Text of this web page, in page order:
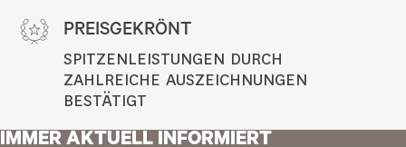
PREISGEKRÖNT
SPITZENLEISTUNGEN DURCH
ZAHLREICHE AUSZEICHNUNGEN
BESTÄTIGT
IMMER AKTUELL INFORMIERT